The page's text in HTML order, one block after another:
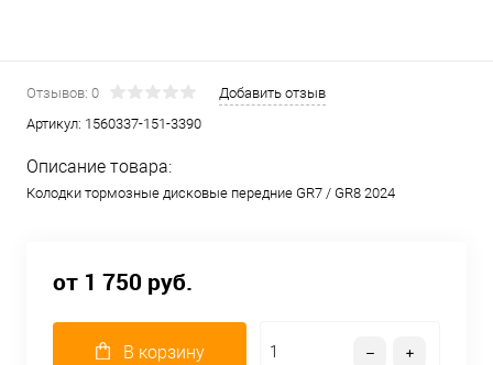
Отзывов: 0
Добавить отзыв
Артикул: 1560337-151-3390
Описание товара:
Колодки тормозные дисковые передние GR7 / GR8 2024
от 1 750 руб.
В корзину